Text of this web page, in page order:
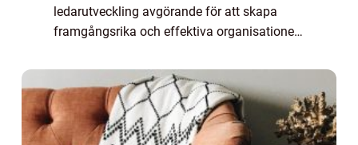
ledarutveckling avgörande för att skapa
framgångsrika och effektiva organisationer.
motivera sina t...